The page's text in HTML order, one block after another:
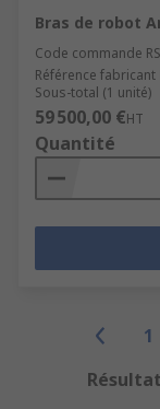
Bras de robot
Code commande RS
Référence fabricant
Sous-total (1 unité)
59 500,00 €HT
Quantité
1